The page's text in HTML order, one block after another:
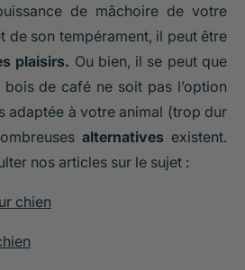
de mâchoire de votre
de son tempérament, il peut être
plaisirs. Ou bien, il se peut que
de café ne soit pas l’option
adaptée à votre animal (trop dur
alternativesexistent.
nos articles sur le sujet :
chien